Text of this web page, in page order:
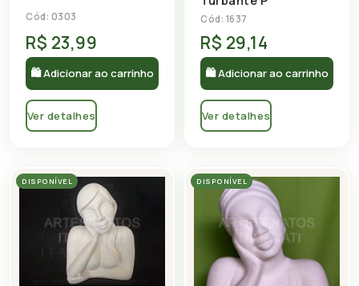
Cód: 0303
R$ 23,99
🛍 Adicionar ao carrinho
Ver detalhes
Cód: 1637
R$ 29,14
🛍 Adicionar ao carrinho
Ver detalhes
DISPONÍVEL DISPONÍVEL